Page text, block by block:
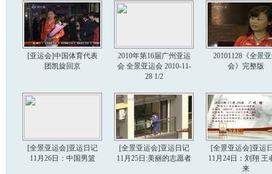
[亚运会]中国体育代表
团凯旋回京
2010年第16届广州亚运
会 全景亚运会 2010-11-
28 1/2
20101128《全景
会》完整版
[全景亚运会]亚运日记
11月26日：中国男篮
[全景亚运会]亚运日记
11月25日:美丽的志愿者
[全景亚运会]亚运
11月24日：刘翔 王
来